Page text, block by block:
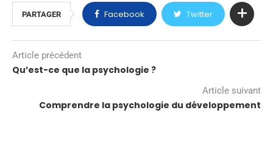
PARTAGER Facebook Twitter
Article précédent
Qu’est-ce que la psychologie ?
Article suivant
Comprendre la psychologie du développement